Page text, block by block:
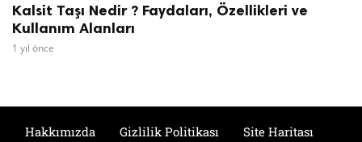
Kalsit Taşı Nedir ? Faydaları, Özellikleri ve
Kullanım Alanları
1 yıl önce
Hakkımızda Gizlilik Politikası Site Haritası